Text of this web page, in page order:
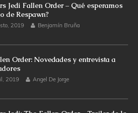
Jedi Fallen Order – Qué esperamos
de Respawn?
2019 Benjamín Bruña
Order: Novedades y entrevista a
2019 Angel De Jorge